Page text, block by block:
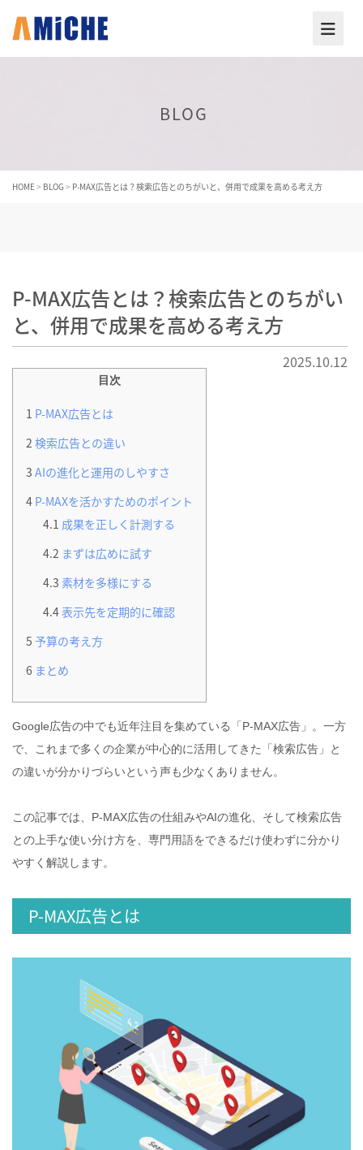
BLOG
HOME> BLOG > P‑MAX広告とは？検索広告とのちがいと、併用で成果を高める考え方
P‑MAX広告とは？検索広告とのちがい
と、併用で成果を高める考え方
2025.10.12
目次
1 P‑MAX広告とは
2 検索広告との違い
3 AIの進化と運用のしやすさ
4 P‑MAXを活かすためのポイント
4.1 成果を正しく計測する
4.2 まずは広めに試す
4.3 素材を多様にする
4.4表示先を定期的に確認
5 予算の考え方
6 まとめ
Google広告の中でも近年注目を集めている「P‑MAX広告」。一方
で、これまで多くの企業が中心的に活用してきた「検索広告」と
の違いが分かりづらいという声も少なくありません。
この記事では、P‑MAX広告の仕組みやAIの進化、そして検索広告
との上手な使い分け方を、専門用語をできるだけ使わずに分かり
やすく解説します。
P‑MAX広告とは